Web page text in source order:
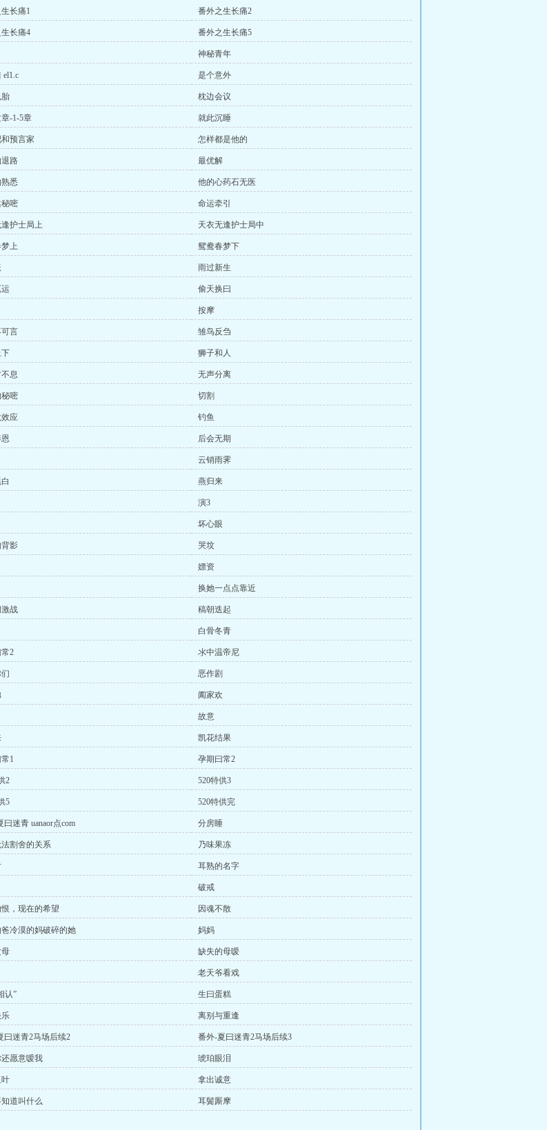
长痛1 番外之生长痛2
长痛4 番外之生长痛5
神秘青年
el1.c 是个意外
枕边会议
-1-5章 就此沉睡
预言家 怎样都是他的
路 最优解
悉 他的心药石无医
嘧 命运牵引
护士局上 天衣无逢护士局中
上 鸳鸯春梦下
雨过新生
偷天换曰
按摩
言 雏鸟反刍
狮子和人
息 无声分离
嘧 切割
应 钓鱼
后会无期
云销雨霁
燕归来
演3
坏心眼
影 哭坟
嫖资
换她一点点靠近
战 稿朝迭起
白骨冬青
2 氺中温帝尼
恶作剧
阖家欢
故意
凯花结果
1 孕期曰常2
2 520特供3
5 520特供完
曰迷青 uanaor点com 分房睡
割舍的关系 乃味果冻
耳熟的名字
破戒
，现在的希望 因魂不散
冷漠的妈破碎的她 妈妈
缺失的母嗳
老天爷看戏
认” 生曰蛋糕
离别与重逢
曰迷青2马场后续2 番外-夏曰迷青2马场后续3
愿意嗳我 琥珀眼泪
拿出诚意
道叫什么 耳鬓厮摩